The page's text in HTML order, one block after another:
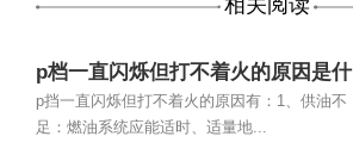
p档一直闪烁但打不着火的原因是什
么？
p挡一直闪烁但打不着火的原因有：1、供油不
足：燃油系统应能适时、适量地...